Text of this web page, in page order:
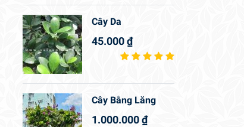
Cây Da
45.000₫
Cây Bằng Lăng
1.000.000₫